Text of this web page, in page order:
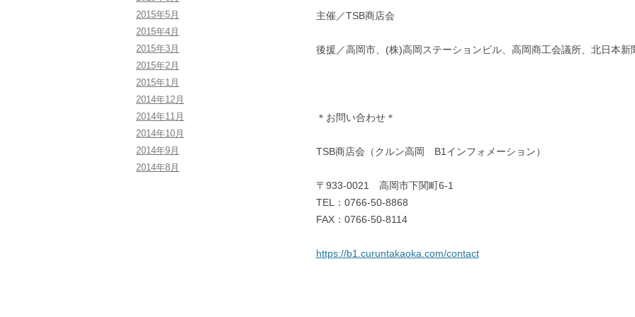
主催／TSB商店会
後援／高岡市、(株)高岡ステーションビル、高岡商工会議所、北日本新
＊お問い合わせ＊
TSB商店会（クルン高岡 B1インフォメーション）
〒933-0021 高岡市下関町6-1
TEL：0766-50-8868
FAX：0766-50-8114
https://b1.curuntakaoka.com/contact
2015年5月
2015年4月
2015年3月
2015年2月
2015年1月
2014年12月
2014年11月
2014年10月
2014年9月
2014年8月